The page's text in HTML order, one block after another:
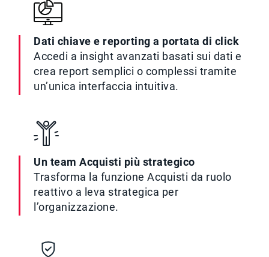
Dati chiave e reporting a portata di click
Accedi a insight avanzati basati sui dati e
crea report semplici o complessi tramite
un’unica interfaccia intuitiva.
Un team Acquisti più strategico
Trasforma la funzione Acquisti da ruolo
reattivo a leva strategica per
l’organizzazione.